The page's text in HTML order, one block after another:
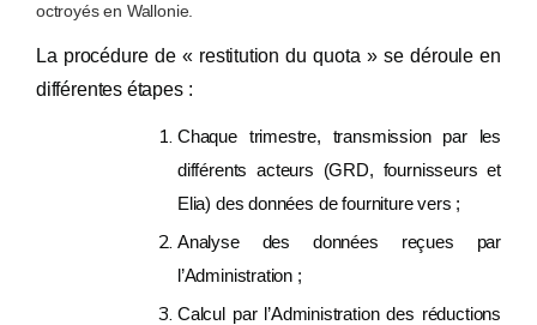
octroyés en Wallonie.
La procédure de « restitution du quota » se déroule en
différentes étapes :
Chaque trimestre, transmission par les
différents acteurs (GRD, fournisseurs et
Elia) des données de fourniture vers ;
Analyse des données reçues par
l’Administration ;
Calcul par l’Administration des réductions